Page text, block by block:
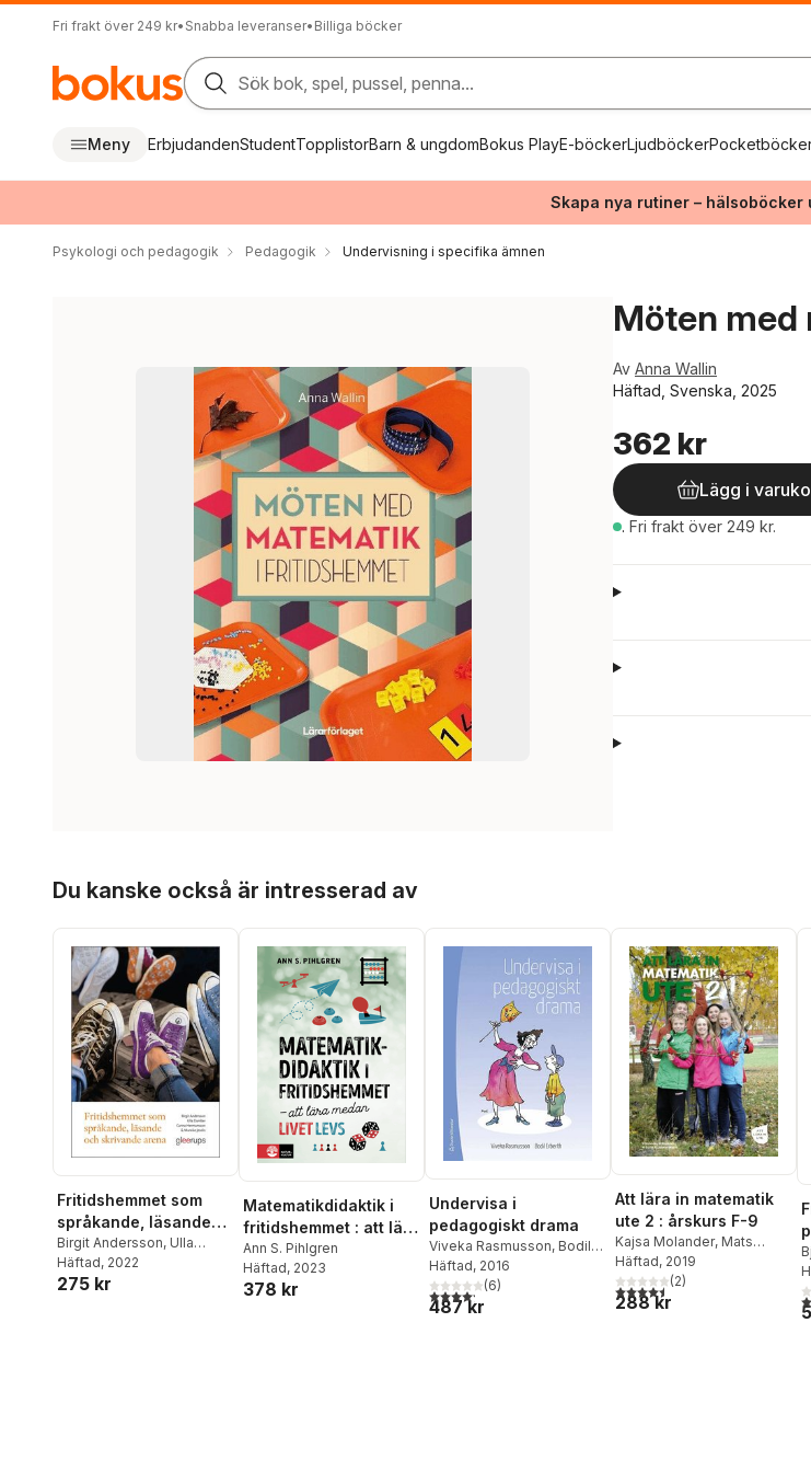
Fri frakt över 249 kr• Snabba leveranser• Billiga böcker
Sök bok, spel, pussel, penna...
Meny ErbjudandenStudentTopplistorBarn & ungdomBokus PlayE-böckerLjudböcker
Skapa nya rutiner – hälsoböcker
Psykologi och pedagogik Pedagogik Undervisning i specifika ämnen
Möten
Av Anna Wallin
Häftad, Svenska, 2025
362 kr
Lägg i
. Fri frakt över 249 kr.
Du kanske också är intresserad av
Fritidshemmet som
språkande, läsande
och skrivande arena
Birgit Andersson, Ulla
Damber ,Carina
Hermansson
Häftad, 2022
275 kr
Matematikdidaktik i
fritidshemmet : att lära
medan livet levs
Ann S. Pihlgren
Häftad, 2023
378 kr
Undervisa i
pedagogiskt drama
Viveka Rasmusson, Bodil
Erberth
Häftad, 2016
4,2utav 5 stjärnor. Totalt antal röster:
(6)
487 kr
Att lära in matematik
ute 2 : årskurs F-9
Kajsa Molander, Mats
Wejdmark,Robert Lättman
Masch,Mia Bucht
Häftad, 2019
4,5utav 5 stjärnor. Totalt antal
(2)
288 kr